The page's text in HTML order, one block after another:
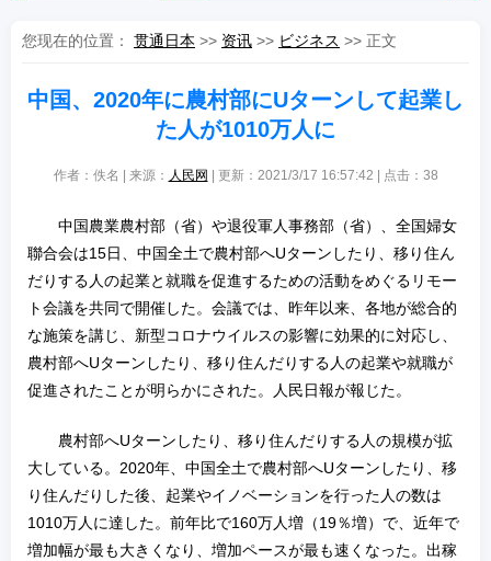
您现在的位置： 贯通日本 >> 资讯 >> ビジネス >> 正文
中国、2020年に農村部にUターンして起業し
た人が1010万人に
作者：佚名 | 来源： 人民网 | 更新：2021/3/17 16:57:42 | 点击： 38
中国農業農村部（省）や退役軍人事務部（省）、全国婦女
聯合会は15日、中国全土で農村部へUターンしたり、移り住ん
だりする人の起業と就職を促進するための活動をめぐるリモー
ト会議を共同で開催した。会議では、昨年以来、各地が総合的
な施策を講じ、新型コロナウイルスの影響に効果的に対応し、
農村部へUターンしたり、移り住んだりする人の起業や就職が
促進されたことが明らかにされた。人民日報が報じた。
農村部へUターンしたり、移り住んだりする人の規模が拡
大している。2020年、中国全土で農村部へUターンしたり、移
り住んだりした後、起業やイノベーションを行った人の数は
1010万人に達した。前年比で160万人増（19％増）で、近年で
増加幅が最も大きくなり、増加ペースが最も速くなった。出稼